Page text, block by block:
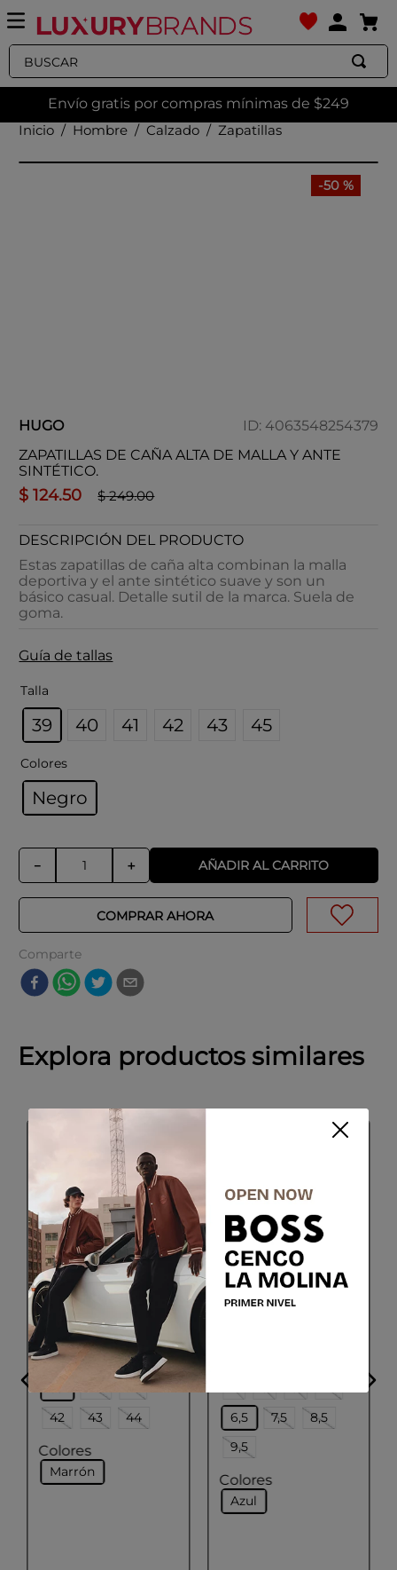
Buscar
Envío gratis por compras mínimas de $249
Hombre
Calzado Zapatillas
-50 %
HUGO ID: 4063548254379
ZAPATILLAS DE CAÑA ALTA DE MALLA Y ANTE
SINTÉTICO.
$ 124.50 $ 249.00
DESCRIPCIÓN DEL PRODUCTO
Estas zapatillas de caña alta combinan la malla
deportiva y el ante sintético suave y son un
básico casual. Detalle sutil de la marca. Suela de
goma.
Guía de tallas
Talla
39 40 41 42 43 45
Colores
Negro
＋
－ AÑADIR AL CARRITO
COMPRAR AHORA
Comparte
Explora productos similares
GEOX
SPHERICA EC6
Talla
42
43 44
Colores
Marrón
LLOYD
6,5
7,5
8,5
9,5
Colores
Azul